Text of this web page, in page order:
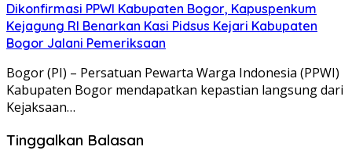
Dikonfirmasi PPWI Kabupaten Bogor, Kapuspenkum
Kejagung RI Benarkan Kasi Pidsus Kejari Kabupaten
Bogor Jalani Pemeriksaan
Bogor (PI) – Persatuan Pewarta Warga Indonesia (PPWI)
Kabupaten Bogor mendapatkan kepastian langsung dari
Kejaksaan…
Tinggalkan Balasan